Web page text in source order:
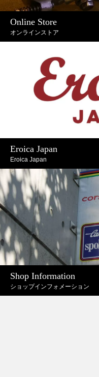
Online Store
オンラインストア
Eroica Japan
Eroica Japan
Shop Information
ショップインフォメーション